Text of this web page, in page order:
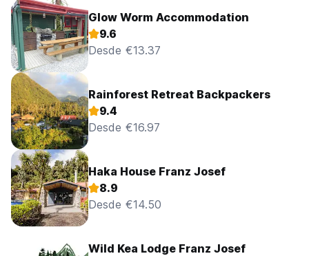
Glow Worm Accommodation
9.6
Desde €13.37
Rainforest Retreat Backpackers
9.4
Desde €16.97
Haka House Franz Josef
8.9
Desde €14.50
Wild Kea Lodge Franz Josef